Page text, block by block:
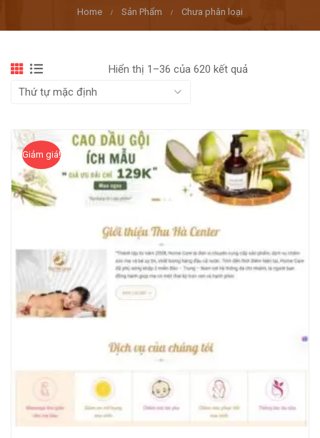
Home Sản Phẩm Chưa phân loại
Hiển thị 1–36 của 620 kết quả
Giảm giá!